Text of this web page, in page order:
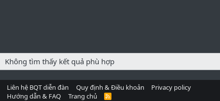
Không tìm thấy kết quả phù hợp
Liên hệ BQT diễn đàn Quy định & Điều khoản
Privacy policy
Hướng dẫn & FAQ
Trang chủ
R